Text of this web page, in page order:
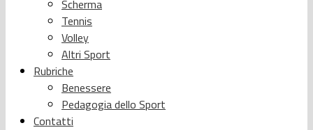
Scherma
Tennis
Volley
Altri Sport
Rubriche
Benessere
Pedagogia dello Sport
Contatti